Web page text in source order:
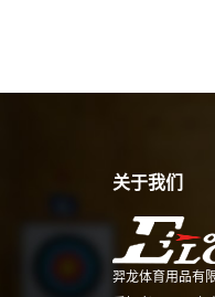
关于我们
羿龙体育用品有